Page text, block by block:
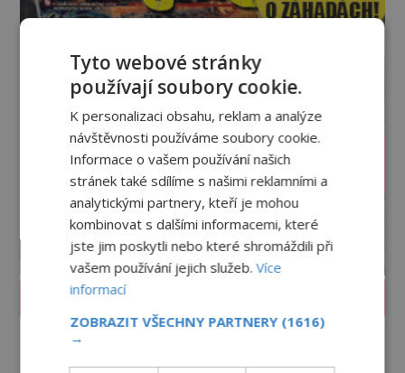
PROLISTOVAT ČASOPIS
Tyto webové stránky
používají soubory cookie.
K personalizaci obsahu, reklam a analýze
návštěvnosti používáme soubory cookie.
Informace o vašem používání našich
stránek také sdílíme s našimi reklamními a
analytickými partnery, kteří je mohou
kombinovat s dalšími informacemi, které
jste jim poskytli nebo které shromáždili při
vašem používání jejich služeb.Více
informací
ZOBRAZIT VŠECHNY PARTNERY (1616)
→